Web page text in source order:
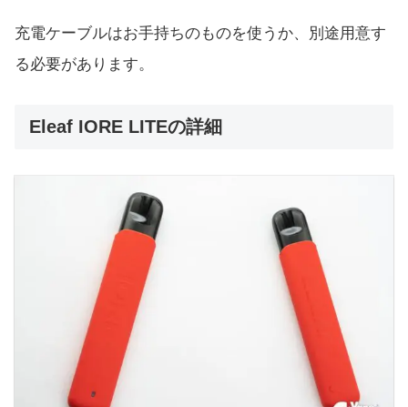
充電ケーブルはお手持ちのものを使うか、別途用意す
る必要があります。
Eleaf IORE LITEの詳細